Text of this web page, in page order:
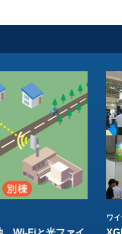
ワ